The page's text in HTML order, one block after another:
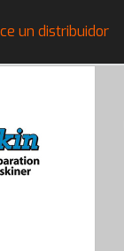
un distribuidor